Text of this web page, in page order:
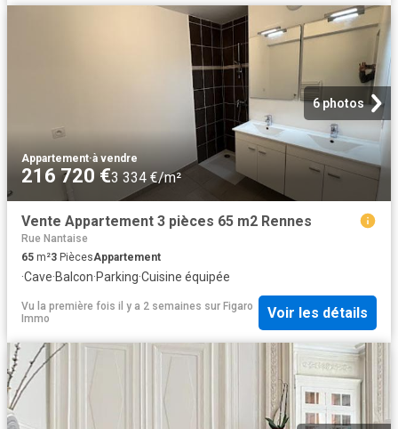
6 photos
Appartement·à vendre
216 720 €3 334 €/m²
Vente Appartement 3 pièces 65 m2 Rennes
Rue Nantaise
65 m²3 PiècesAppartement
·Cave·Balcon·Parking·Cuisine équipée
Vu la première fois il y a 2 semaines sur Figaro
Immo
Voir les détails